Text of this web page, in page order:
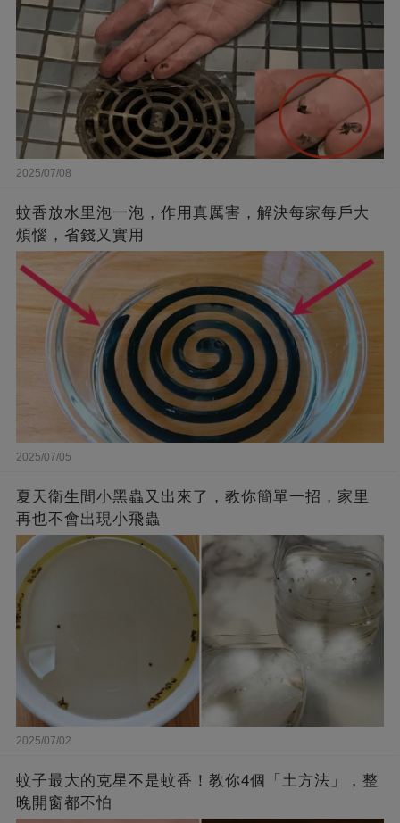
2025/07/08
蚊香放水里泡一泡，作用真厲害，解決每家每戶大
煩惱，省錢又實用
2025/07/05
夏天衛生間小黑蟲又出來了，教你簡單一招，家里
再也不會出現小飛蟲
2025/07/02
蚊子最大的克星不是蚊香！教你4個「土方法」，整
晚開窗都不怕